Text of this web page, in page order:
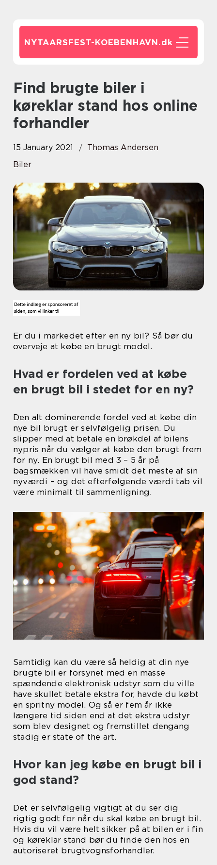
NYTAARSFEST-KOEBENHAVN.dk
Find brugte biler i
køreklar stand hos online
forhandler
15 January 2021
Thomas Andersen
Biler
Er du i markedet efter en ny bil? Så bør du
overveje at købe en brugt model.
Hvad er fordelen ved at købe
en brugt bil i stedet for en ny?
Den alt dominerende fordel ved at købe din
nye bil brugt er selvfølgelig prisen. Du
slipper med at betale en brøkdel af bilens
nypris når du vælger at købe den brugt frem
for ny. En brugt bil med 3 – 5 år på
bagsmækken vil have smidt det meste af sin
nyværdi – og det efterfølgende værdi tab vil
være minimalt til sammenligning.
Samtidig kan du være så heldig at din nye
brugte bil er forsynet med en masse
spændende elektronisk udstyr som du ville
have skullet betale ekstra for, havde du købt
en spritny model. Og så er fem år ikke
længere tid siden end at det ekstra udstyr
som blev designet og fremstillet dengang
stadig er state of the art.
Hvor kan jeg købe en brugt bil i
god stand?
Det er selvfølgelig vigtigt at du ser dig
rigtig godt for når du skal købe en brugt bil.
Hvis du vil være helt sikker på at bilen er i fin
og køreklar stand bør du finde den hos en
autoriseret brugtvognsforhandler.